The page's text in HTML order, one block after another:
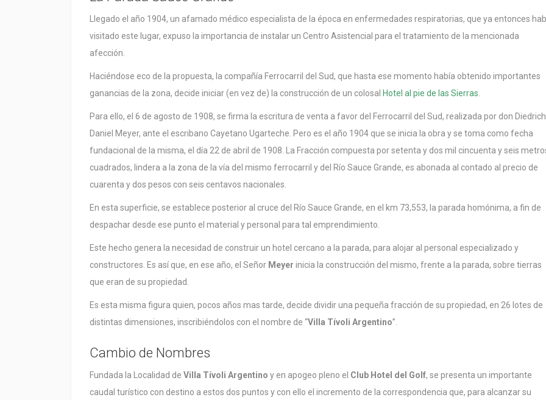
Llegado el año 1904, un afamado médico especialista de la época en enfermedades respiratorias, que ya entonces
visitado este lugar, expuso la importancia de instalar un Centro Asistencial para el tratamiento de la mencionada
afección.
Haciéndose eco de la propuesta, la compañía Ferrocarril del Sud, que hasta ese momento había obtenido importantes
ganancias de la zona, decide iniciar (en vez de) la construcción de un colosal Hotel al pie de las Sierras.
Para ello, el 6 de agosto de 1908, se firma la escritura de venta a favor del Ferrocarril del Sud, realizada por don Diedrich
Daniel Meyer, ante el escribano Cayetano Ugarteche. Pero es el año 1904 que se inicia la obra y se toma como fecha
fundacional de la misma, el día 22 de abril de 1908. La Fracción compuesta por setenta y dos mil cincuenta y seis
cuadrados, lindera a la zona de la vía del mismo ferrocarril y del Río Sauce Grande, es abonada al contado al precio de
cuarenta y dos pesos con seis centavos nacionales.
En esta superficie, se establece posterior al cruce del Río Sauce Grande, en el km 73,553, la parada homónima, a fin de
despachar desde ese punto el material y personal para tal emprendimiento.
Este hecho genera la necesidad de construir un hotel cercano a la parada, para alojar al personal especializado y
constructores. Es así que, en ese año, el Señor Meyer inicia la construcción del mismo, frente a la parada, sobre tierras
que eran de su propiedad.
Es esta misma figura quien, pocos años mas tarde, decide dividir una pequeña fracción de su propiedad, en 26 lotes de
distintas dimensiones, inscribiéndolos con el nombre de “Villa Tívoli Argentino”.
Cambio de Nombres
Fundada la Localidad de Villa Tívoli Argentino y en apogeo pleno el Club Hotel del Golf, se presenta un importante
caudal turístico con destino a estos dos puntos y con ello el incremento de la correspondencia que, para alcanzar su